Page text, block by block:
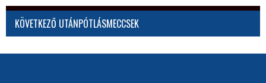
KÖVETKEZŐ UTÁNPÓTLÁSMECCSEK